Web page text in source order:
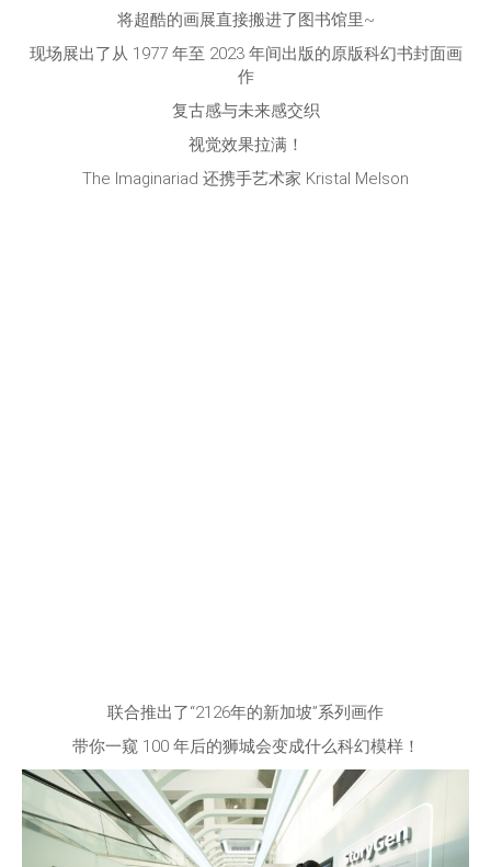
将超酷的画展直接搬进了图书馆里~
现场展出了从 1977 年至 2023 年间出版的原版科幻书封面画
作
复古感与未来感交织
视觉效果拉满！
The Imaginariad 还携手艺术家 Kristal Melson
联合推出了“2126年的新加坡”系列画作
带你一窥 100 年后的狮城会变成什么科幻模样！